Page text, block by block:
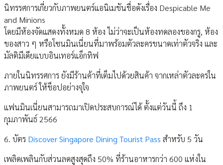
นิทรรศการเกี่ยวกับภาพยนตร์แอนิเมชันชื่อดังเรื่อง Despicable Me
and Minions
โดยมีห้องจัดแสดงทั้งหมด 8 ห้อง​ ไม่ว่าจะเป็นห้องทดลองของกรู, ห้อง
ของสาว ๆ หรือโซนมินเนี่ยนที่มาพร้อมตัวละครขนาดเท่าตัวจริง และ
มัลติมีเดียแบบอินเทอร์แอ็กทิฟ
ภายในนิทรรศการ ยังมีร้านค้าที่เต็มไปด้วยสินค้า จากเหล่าตัวละครใน
ภาพยนตร์ ให้ช็อปอย่างจุใจ
แฟนมินเนี่ยนสามารถมาเปิดประสบการณ์ได้ ตั้งแต่วันนี้ ถึง 1
กุมภาพันธ์ 2566
6. บัตร Discover Singapore Dining Tourist Pass สำหรับ 5 วัน
เพลิดเพลินกับส่วนลดสูงสุดถึง 50% ที่ร้านอาหารกว่า 600 แห่งใน